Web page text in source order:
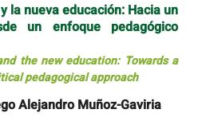
la nueva educación: Hacia un
un enfoque pedagógico
the new education: Towards a
pedagogical approach
Alejandro Muñoz-Gaviria